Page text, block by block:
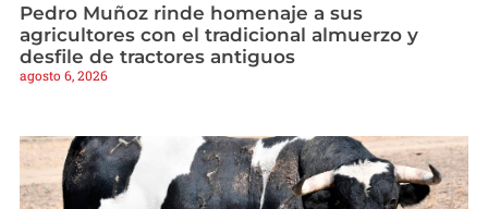
Pedro Muñoz rinde homenaje a sus
agricultores con el tradicional almuerzo y
desfile de tractores antiguos
agosto 6, 2026